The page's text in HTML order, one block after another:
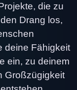
die zu
Drang los,
deine Fähigkeit
ein, zu deinem
Großzügigkeit